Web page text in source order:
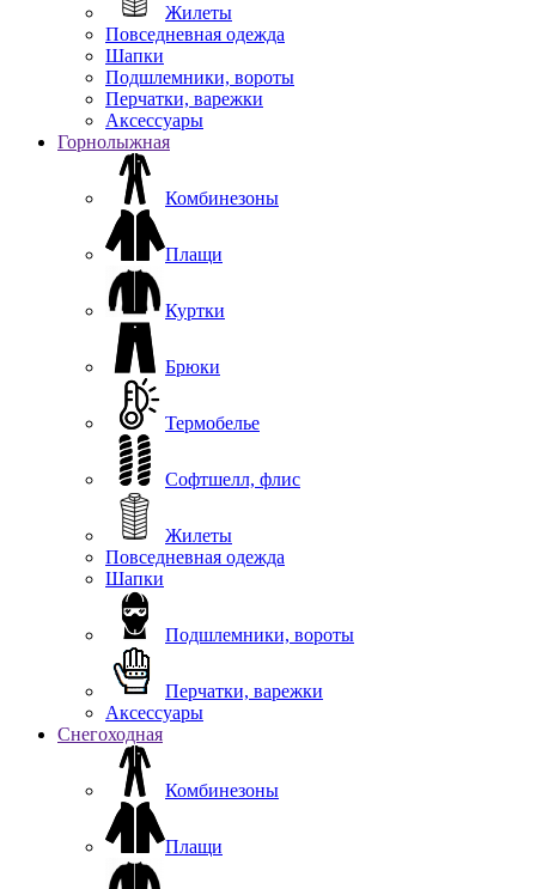
Жилеты
Повседневная одежда
Шапки
Подшлемники, вороты
Перчатки, варежки
Аксессуары
Горнолыжная
Комбинезоны
Плащи
Куртки
Брюки
Термобелье
Софтшелл, флис
Жилеты
Повседневная одежда
Шапки
Подшлемники, вороты
Перчатки, варежки
Аксессуары
Снегоходная
Комбинезоны
Плащи